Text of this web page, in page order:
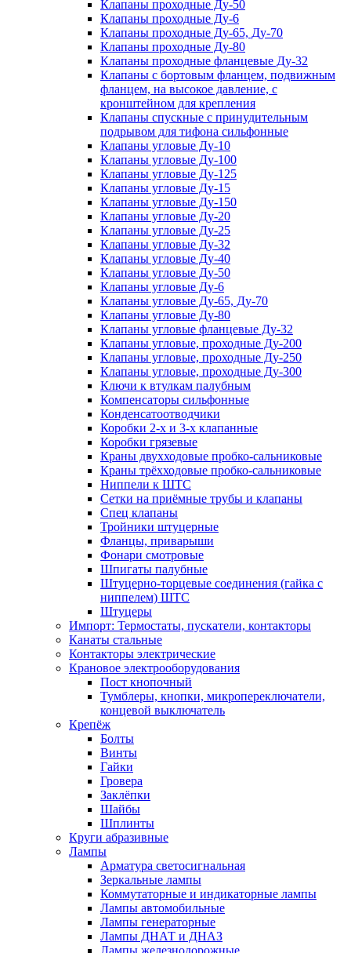
Клапаны проходные Ду-50
Клапаны проходные Ду-6
Клапаны проходные Ду-65, Ду-70
Клапаны проходные Ду-80
Клапаны проходные фланцевые Ду-32
Клапаны с бортовым фланцем, подвижным
фланцем, на высокое давление, с
кронштейном для крепления
Клапаны спускные с принудительным
подрывом для тифона сильфонные
Клапаны угловые Ду-10
Клапаны угловые Ду-100
Клапаны угловые Ду-125
Клапаны угловые Ду-15
Клапаны угловые Ду-150
Клапаны угловые Ду-20
Клапаны угловые Ду-25
Клапаны угловые Ду-32
Клапаны угловые Ду-40
Клапаны угловые Ду-50
Клапаны угловые Ду-6
Клапаны угловые Ду-65, Ду-70
Клапаны угловые Ду-80
Клапаны угловые фланцевые Ду-32
Клапаны угловые, проходные Ду-200
Клапаны угловые, проходные Ду-250
Клапаны угловые, проходные Ду-300
Ключи к втулкам палубным
Компенсаторы сильфонные
Конденсатоотводчики
Коробки 2-х и 3-х клапанные
Коробки грязевые
Краны двухходовые пробко-сальниковые
Краны трёхходовые пробко-сальниковые
Ниппели к ШТС
Сетки на приёмные трубы и клапаны
Спец клапаны
Тройники штуцерные
Фланцы, приварыши
Фонари смотровые
Шпигаты палубные
Штуцерно-торцевые соединения (гайка с
ниппелем) ШТС
Штуцеры
Импорт: Термостаты, пускатели, контакторы
Канаты стальные
Контакторы электрические
Крановое электрооборудования
Пост кнопочный
Тумблеры, кнопки, микропереключатели,
концевой выключатель
Крепёж
Болты
Винты
Гайки
Гровера
Заклёпки
Шайбы
Шплинты
Круги абразивные
Лампы
Арматура светосигнальная
Зеркальные лампы
Коммутаторные и индикаторные лампы
Лампы автомобильные
Лампы генераторные
Лампы ДНАТ и ДНАЗ
Лампы железнодорожные